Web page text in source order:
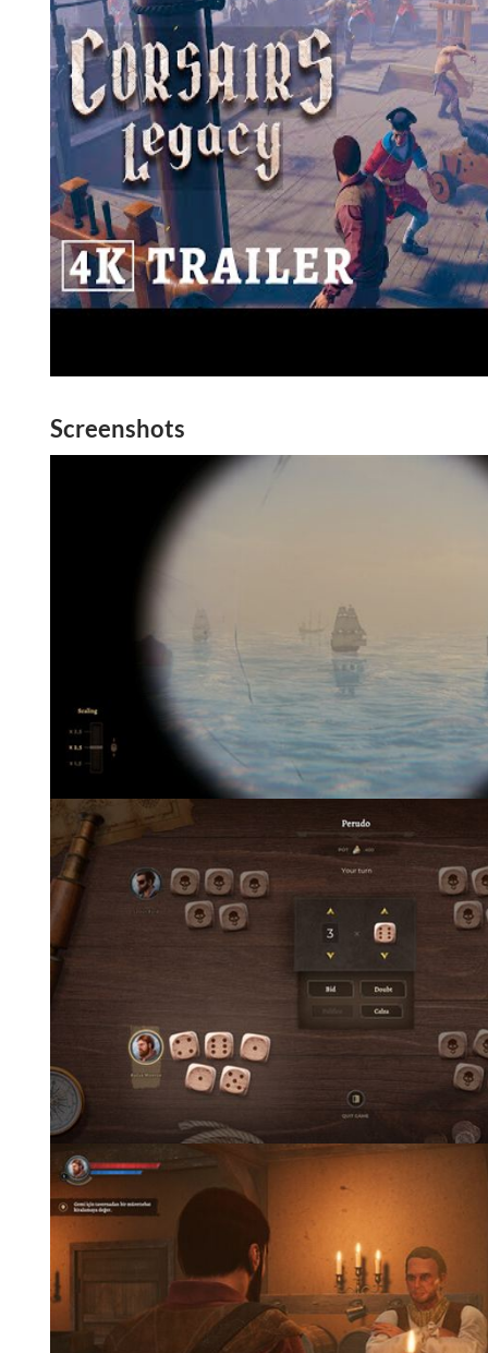
Screenshots